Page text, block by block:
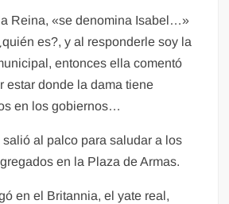
Reina, «se denomina Isabel…»
es?, y al responderle soy la
entonces ella comentó
estar donde la dama tiene
en los gobiernos…
salió al palco para saludar a los
en la Plaza de Armas.
en el Britannia, el yate real,